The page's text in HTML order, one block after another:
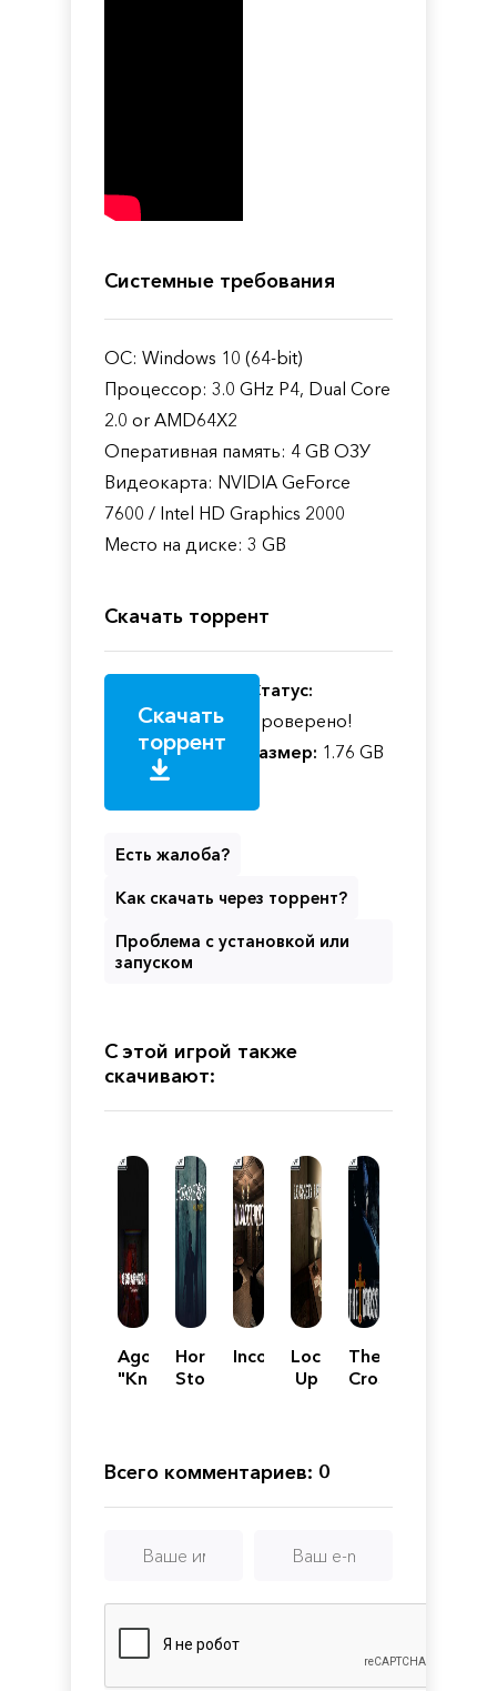
Системные требования
ОС: Windows 10 (64-bit)
Процессор: 3.0 GHz P4, Dual Core
2.0 or AMD64X2
Оперативная память: 4 GB ОЗУ
Видеокарта: NVIDIA GeForce
7600 / Intel HD Graphics 2000
Место на диске: 3 GB
Скачать торрент
Скачать
торрент
Статус:
Проверено!
Размер: 1.76 GB
Есть жалоба?
Как скачать через торрент?
Проблема с установкой или
запуском
С этой игрой также
скачивают:
Agoraphobia
"Knock
Horror
Story:
Inconsistencies
Locked
Up
The
Cross
Всего комментариев: 0